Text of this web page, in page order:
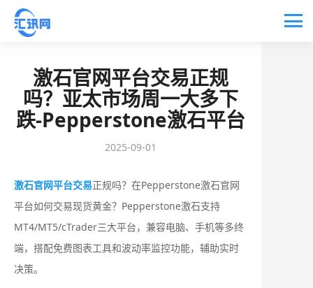
激石官网平台交易正规
吗？亚太市场周一大多下
跌-Pepperstone激石平台
2025-09-01
激石官网平台交易正规吗？在Pepperstone激石官网
平台如何交易现货黄金？Pepperstone激石支持
‌MT4/MT5/cTrader三大平台‌，兼容电脑、手机等多终
端，搭配免费图表工具和波动率监控功能，辅助实时
决策。‌